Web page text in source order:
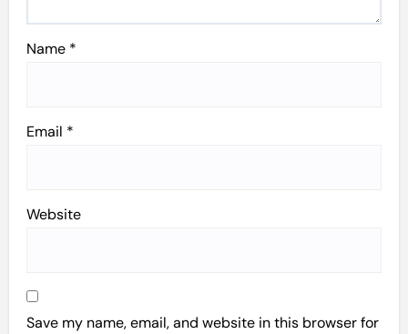
Name *
Email *
Website
Save my name, email, and website in this browser for